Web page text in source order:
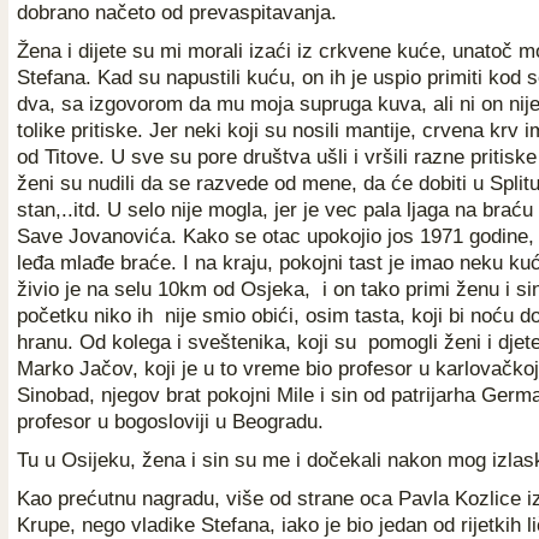
dobrano načeto od prevaspitavanja.
Žena i dijete su mi morali izaći iz crkvene kuće, unatoč
Stefana. Kad su napustili kuću, on ih je uspio primiti kod
dva, sa izgovorom da mu moja supruga kuva, ali ni on
tolike pritiske. Jer neki koji su nosili mantije, crvena krv
od Titove. U sve su pore društva ušli i vršili razne
ženi su nudili da se razvede od mene, da će dobiti u
stan,..itd. U selo nije mogla, jer je vec pala ljaga na braću
Save Jovanovića. Kako se otac upokojio jos 1971
leđa mlađe braće. I na kraju, pokojni tast je imao neku
živio je na selu 10km od Osjeka, i on tako primi ženu i
početku niko ih nije smio obići, osim tasta, koji bi noću
hranu. Od kolega i sveštenika, koji su pomogli ženi i
Marko Jačov, koji je u to vreme bio profesor u
Sinobad, njegov brat pokojni Mile i sin od patrijarha
profesor u bogosloviji u Beogradu.
Tu u Osijeku, žena i sin su me i dočekali nakon mog
Kao prećutnu nagradu, više od strane oca Pavla Kozlice
Krupe, nego vladike Stefana, iako je bio jedan od rijetkih